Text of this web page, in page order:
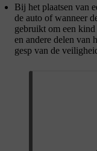
Bij het plaatsen van
de auto of wanneer
gebruikt om een kind
en andere delen van
gesp van de